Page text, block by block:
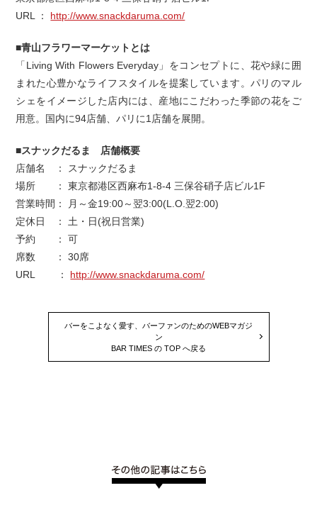
URL ： http://www.snackdaruma.com/
■青山フラワーマーケットとは
「Living With Flowers Everyday」をコンセプトに、花や緑に囲
まれた心豊かなライフスタイルを提案しています。パリのマル
シェをイメージした店内には、産地にこだわった季節の花をご
用意。国内に94店舗、パリに1店舗を展開。
■スナックだるま 店舗概要
店舗名 ： スナックだるま
場所 ： 東京都港区西麻布1-8-4 三保谷硝子店ビル1F
営業時間： 月～金19:00～翌3:00(L.O.翌2:00)
定休日 ： 土・日(祝日営業)
予約 ： 可
席数 ： 30席
URL ： http://www.snackdaruma.com/
バーをこよなく愛す、バーファンのためのWEBマガジ
ン
BAR TIMES の TOP へ戻る